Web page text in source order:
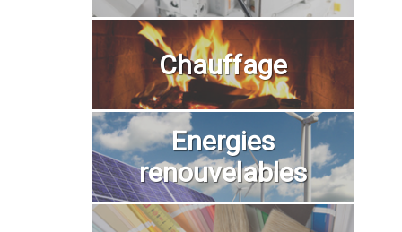
Chauffage
Energies
renouvelables